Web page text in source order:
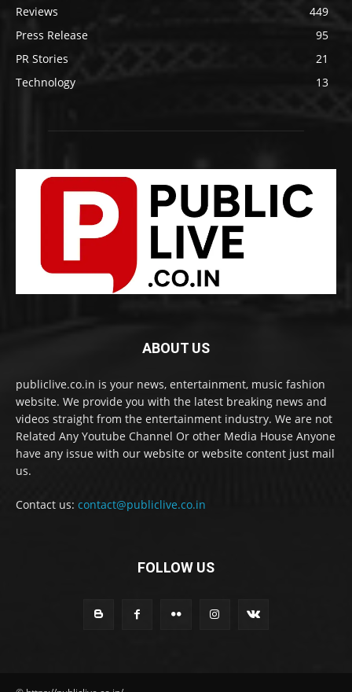
Reviews
449
Press Release
95
PR Stories
21
Technology
13
ABOUT US
publiclive.co.in is your news, entertainment, music fashion
website. We provide you with the latest breaking news and
videos straight from the entertainment industry. We are not
Related Any Youtube Channel Or other Media House Anyone
have any issue with our website or website content just mail
us.
Contact us: contact@publiclive.co.in
FOLLOW US